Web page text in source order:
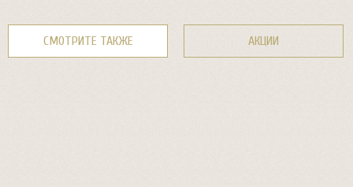
СМОТРИТЕ ТАКЖЕ АКЦИИ